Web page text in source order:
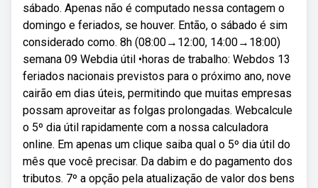
sábado. Apenas não é computado nessa contagem o
domingo e feriados, se houver. Então, o sábado é sim
considerado como. 8h (08:00→12:00, 14:00→18:00)
semana 09 Webdia útil •horas de trabalho: Webdos 13
feriados nacionais previstos para o próximo ano, nove
cairão em dias úteis, permitindo que muitas empresas
possam aproveitar as folgas prolongadas. Webcalcule
o 5º dia útil rapidamente com a nossa calculadora
online. Em apenas um clique saiba qual o 5º dia útil do
mês que você precisar. Da dabim e do pagamento dos
tributos. 7º a opção pela atualização de valor dos bens